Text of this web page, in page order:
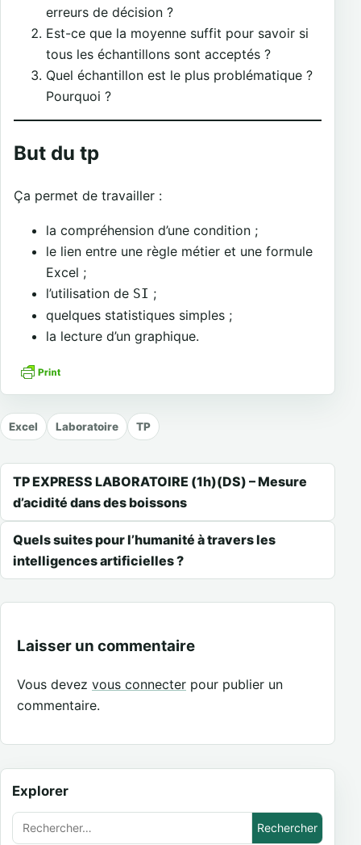
erreurs de décision ?
Est-ce que la moyenne suffit pour savoir si
tous les échantillons sont acceptés ?
Quel échantillon est le plus problématique ?
Pourquoi ?
But du tp
Ça permet de travailler :
la compréhension d’une condition ;
le lien entre une règle métier et une formule
Excel ;
l’utilisation de SI ;
quelques statistiques simples ;
la lecture d’un graphique.
Excel Laboratoire TP
Navigation de l’article
TP EXPRESS LABORATOIRE (1h)(DS) – Mesure
d’acidité dans des boissons
Quels suites pour l’humanité à travers les
intelligences artificielles ?
Laisser un commentaire
Vous devez vous connecter pour publier un
commentaire.
Explorer
Rechercher :